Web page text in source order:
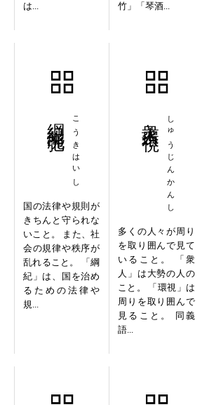
は...
竹」「琴酒...
こうきはいし
国の法律や規則が
きちんと守られな
いこと。 また、社
会の規律や秩序が
乱れること。 「綱
紀」は、国を治め
るための法律や
規...
しゅうじんかんし
多くの人々が周り
を取り囲んで見て
いること。 「衆
人」は大勢の人の
こと。 「環視」は
周りを取り囲んで
見ること。 同義
語...